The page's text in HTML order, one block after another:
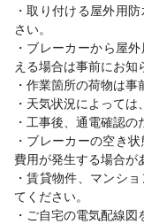
・取り付ける屋外用
さい。
・ブレーカーから屋
える場合は事前にお知
・作業箇所の荷物は事
・天気状況によって
・工事後、通電確認の
・ブレーカーの空き
費用が発生する場合が
・賃貸物件、マンシ
てください。
・ご自宅の電気配線図